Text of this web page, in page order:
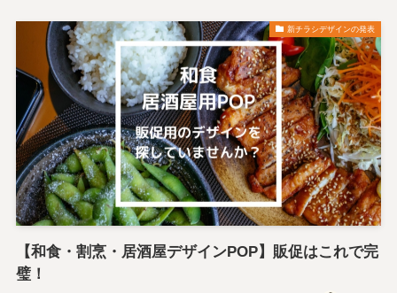
新チラシデザインの発表
【和食・割烹・居酒屋デザインPOP】販促はこれで完
璧！